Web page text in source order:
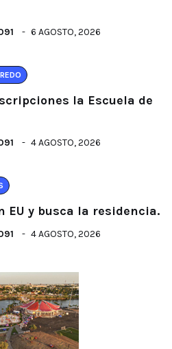
6 AGOSTO, 2026
la Escuela de
4 AGOSTO, 2026
EU y busca la residencia.
4 AGOSTO, 2026